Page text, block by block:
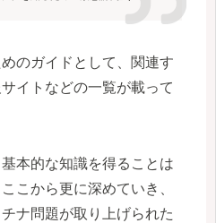
のガイドとして、関連す
イトなどの一覧が載って
本的な知識を得ることは
こから更に深めていき、
ナ問題が取り上げられた